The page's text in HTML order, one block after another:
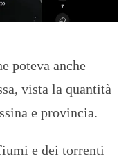
poteva anche
vista la quantità
e provincia.
e dei torrenti